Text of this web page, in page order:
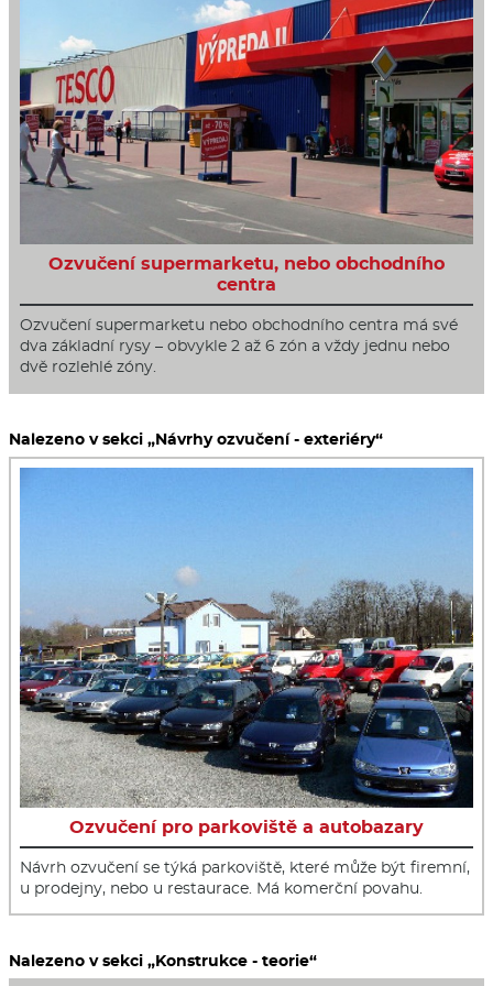
Ozvučení supermarketu, nebo obchodního
centra
Ozvučení supermarketu nebo obchodního centra má své
dva základní rysy – obvykle 2 až 6 zón a vždy jednu nebo
dvě rozlehlé zóny.
Nalezeno v sekci „Návrhy ozvučení - exteriéry“
Ozvučení pro parkoviště a autobazary
Návrh ozvučení se týká parkoviště, které může být firemní,
u prodejny, nebo u restaurace. Má komerční povahu.
Nalezeno v sekci „Konstrukce - teorie“